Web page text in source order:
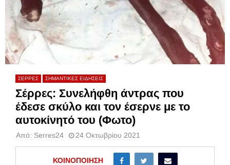
ΣΕΡΡΕΣ ΣΗΜΑΝΤΙΚΕΣ ΕΙΔΗΣΕΙΣ
Σέρρες: Συνελήφθη άντρας που
έδεσε σκύλο και τον έσερνε με το
αυτοκίνητό του (Φωτο)
Από: Serres24 24 Οκτωβρίου 2021
ΚΟΙΝΟΠΟΊΗΣΗ